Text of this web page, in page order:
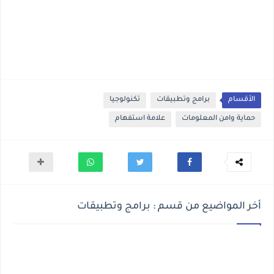
الأقسام برامج وتطبيقات تكنولوجيا
حماية وامن المعلومات علامة استفهام
أخر المواضيع من قسم : برامج وتطبيقات